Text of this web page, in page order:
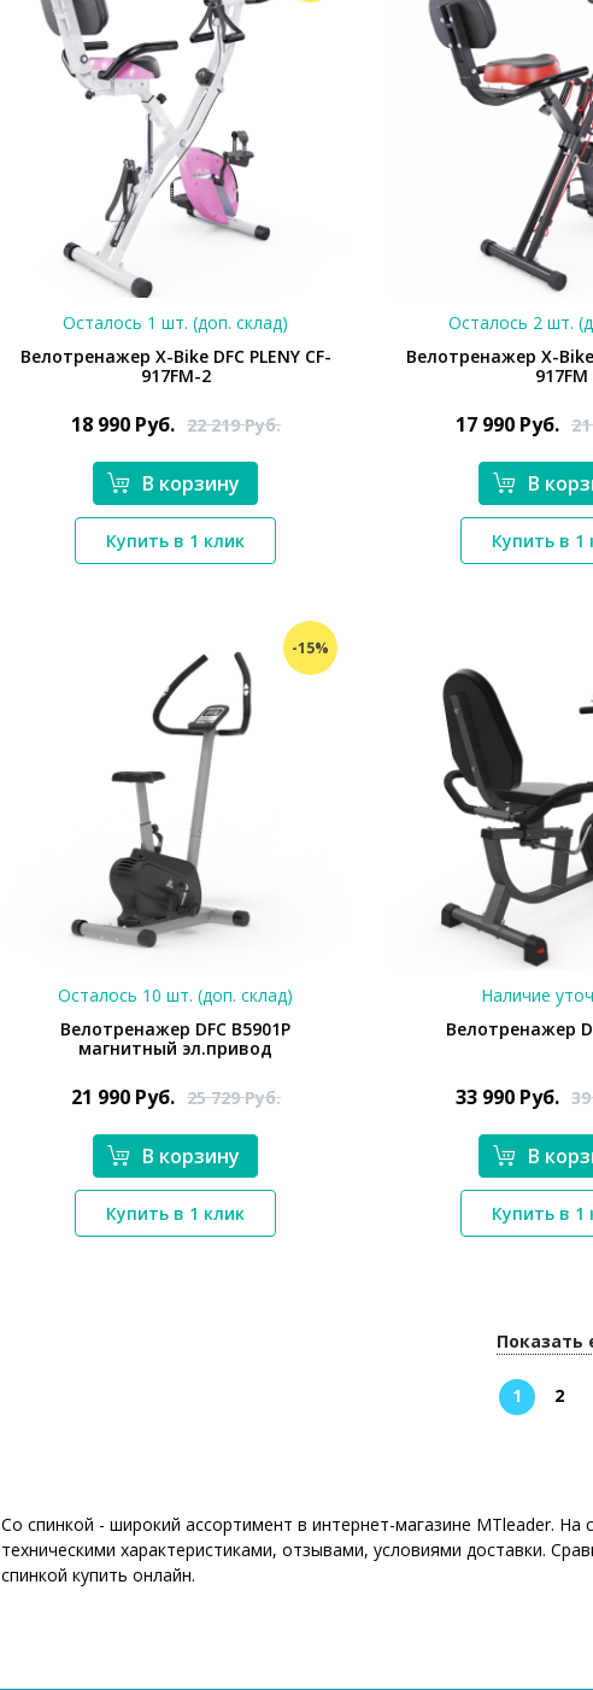
*}
Осталось 1 шт. (доп. склад)
Велотренажер X-Bike DFC PLENY CF-
917FM-2
18 990 Руб. 22 219Руб.
В корзину
Купить в 1 клик
*}
Осталось 2 шт.
Велотренажер X-Bike
917FM
17 990 Руб.
В
Купить в 1
-15%
*}
Осталось 10 шт. (доп. склад)
Велотренажер DFC B5901P
магнитный эл.привод
21 990 Руб. 25 729Руб.
В корзину
Купить в 1 клик
*}
Наличие
Велотренажер
33 990 Руб.
В
Купить в 1
Показать
1 2
Со спинкой - широкий ассортимент в интернет-магазине MTleader.
техническими характеристиками, отзывами, условиями доставки.
спинкой купить онлайн.